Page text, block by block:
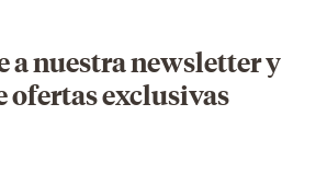
a nuestra newsletter y
ofertas exclusivas